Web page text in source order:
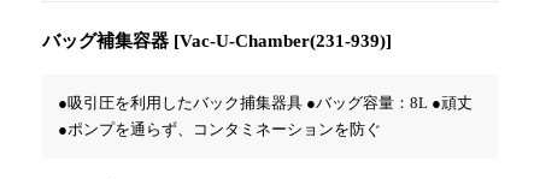
バッグ補集容器 [Vac-U-Chamber(231-939)]
●吸引圧を利用したバック捕集器具 ●バッグ容量：8L ●頑丈
●ポンプを通らず、コンタミネーションを防ぐ